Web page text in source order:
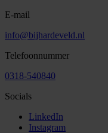
E-mail
info@bijhardeveld.nl
Telefoonnummer
0318-540840
Socials
LinkedIn
Instagram